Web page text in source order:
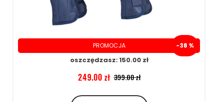
PROMOCJA -38 %
oszczędzasz: 150.00 zł
249.00 zł 399.00 zł